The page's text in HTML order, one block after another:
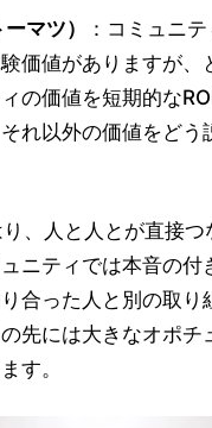
マツ）
：コミュニ
価値がありますが、
の価値を短期的な
れ以外の価値をどう
り、人と人とが直接つ
ニティでは本音の付
合った人と別の取り
先には大きなオポチ
す。